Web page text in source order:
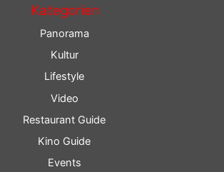
Kategorien
Panorama
Kultur
Lifestyle
Video
Restaurant Guide
Kino Guide
Events